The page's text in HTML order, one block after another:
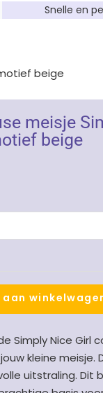
Snelle en
beige
meisje
beige
Simply Nice Girl
kleine meisje.
uitstraling. Dit